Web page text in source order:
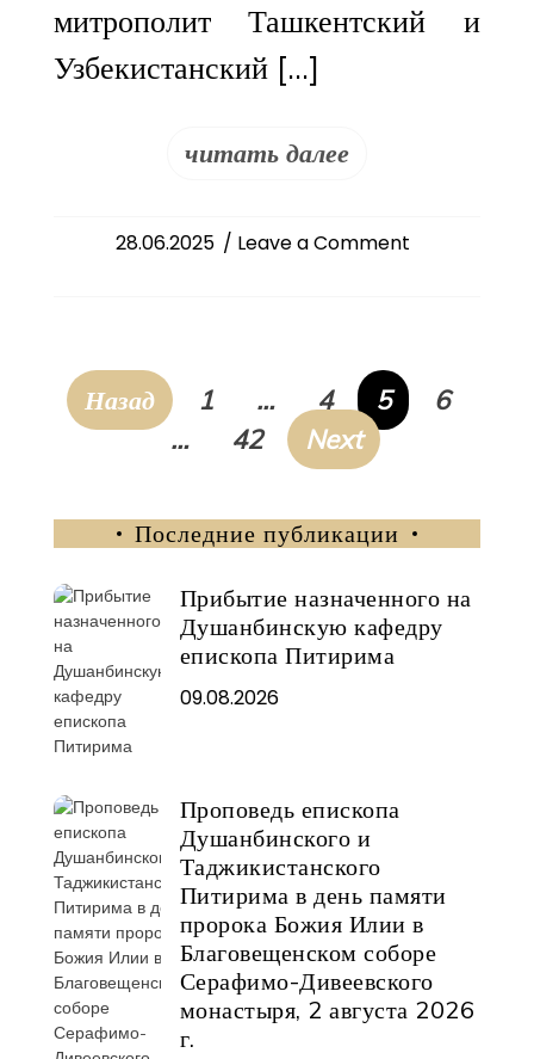
митрополит Ташкентский и
Узбекистанский […]
читать далее
28.06.2025 / Leave a Commenton
в
освящении
Пагинация
записей
Назад 1 … 4 5
6
…
42 Next
Последние публикации
Прибытие назначенного на
Душанбинскую кафедру
епископа Питирима
09.08.2026
Проповедь епископа
Душанбинского и
Таджикистанского
Питирима в день памяти
пророка Божия Илии в
Благовещенском соборе
Серафимо-Дивеевского
монастыря, 2 августа 2026
г.